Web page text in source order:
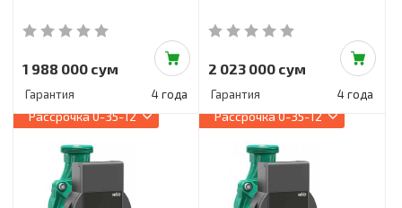
1 988 000 сум
Гарантия 4 года
2 023 000 сум
Гарантия 4 года
Рассрочка0-35-12 Рассрочка0-35-12